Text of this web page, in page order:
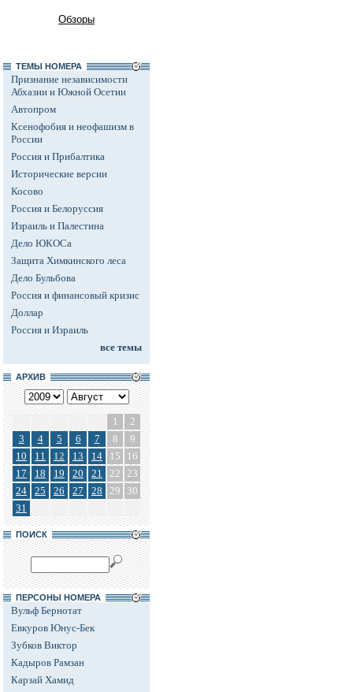
Обзоры
ТЕМЫ НОМЕРА
Признание независимости
Абхазии и Южной Осетии
Автопром
Ксенофобия и неофашизм в
России
Россия и Прибалтика
Исторические версии
Косово
Россия и Белоруссия
Израиль и Палестина
Дело ЮКОСа
Защита Химкинского леса
Дело Бульбова
Россия и финансовый кризис
Доллар
Россия и Израиль
все темы
АРХИВ
1
2
3
4 5 6 7 8
9
10
11 12 13 14 15
16
17
18 19 20 21 22 23
24
25 26 27 28 29
30
31
ПОИСК
ПЕРСОНЫ НОМЕРА
Вульф Бернотат
Евкуров Юнус-Бек
Зубков Виктор
Кадыров Рамзан
Карзай Хамид